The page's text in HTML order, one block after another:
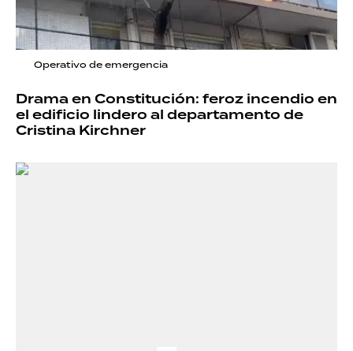
Operativo de emergencia
Drama en Constitución: feroz incendio en
el edificio lindero al departamento de
Cristina Kirchner